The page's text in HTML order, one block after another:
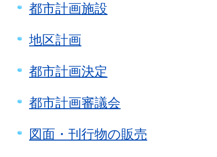
都市計画施設
地区計画
都市計画決定
都市計画審議会
図面・刊行物の販売